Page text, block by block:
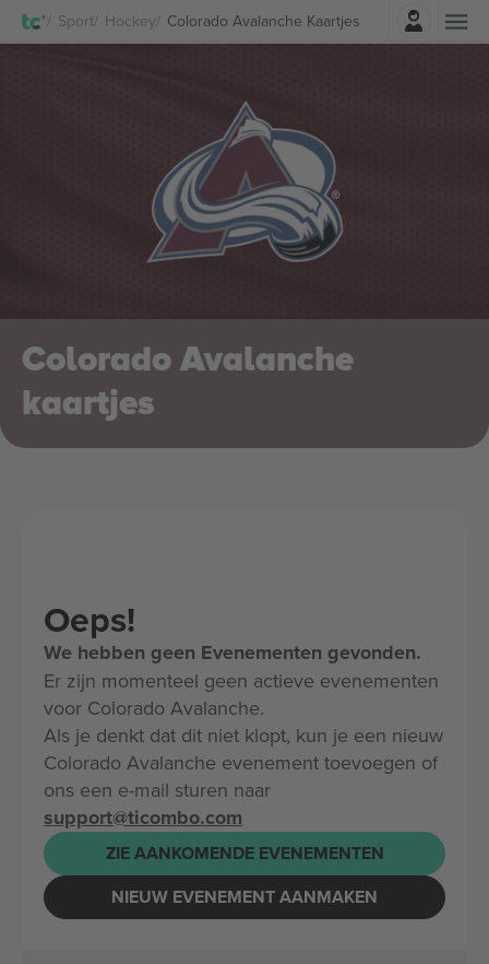
Sport Hockey Colorado Avalanche Kaartjes
Log in
Colorado Avalanche
kaartjes
Oeps!
We hebben geen Evenementen gevonden.
Er zijn momenteel geen actieve evenementen
voor Colorado Avalanche.
Als je denkt dat dit niet klopt, kun je een nieuw
Colorado Avalanche evenement toevoegen of
ons een e-mail sturen naar
support@ticombo.com
ZIE AANKOMENDE EVENEMENTEN
NIEUW EVENEMENT AANMAKEN